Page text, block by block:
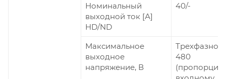
Номинальный
выходной ток [А]
HD/ND
40/-
Максимальное
выходное
напряжение, В
Трехфазное
480